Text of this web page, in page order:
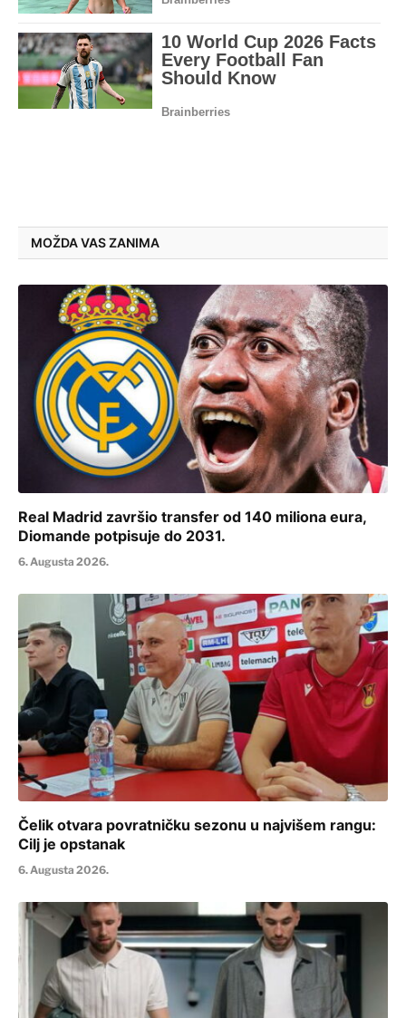
MOŽDA VAS ZANIMA
Real Madrid završio transfer od 140 miliona eura,
Diomande potpisuje do 2031.
6. Augusta 2026.
Čelik otvara povratničku sezonu u najvišem rangu:
Cilj je opstanak
6. Augusta 2026.